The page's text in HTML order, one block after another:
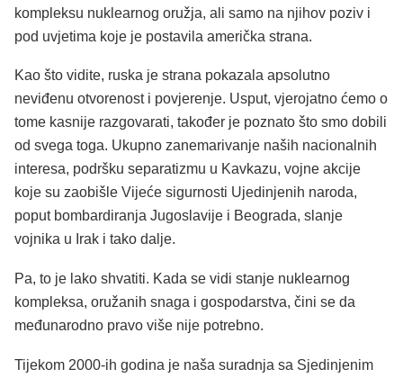
kompleksu nuklearnog oružja, ali samo na njihov poziv i
pod uvjetima koje je postavila američka strana.
Kao što vidite, ruska je strana pokazala apsolutno
neviđenu otvorenost i povjerenje. Usput, vjerojatno ćemo o
tome kasnije razgovarati, također je poznato što smo dobili
od svega toga. Ukupno zanemarivanje naših nacionalnih
interesa, podršku separatizmu u Kavkazu, vojne akcije
koje su zaobišle Vijeće sigurnosti Ujedinjenih naroda,
poput bombardiranja Jugoslavije i Beograda, slanje
vojnika u Irak i tako dalje.
Pa, to je lako shvatiti. Kada se vidi stanje nuklearnog
kompleksa, oružanih snaga i gospodarstva, čini se da
međunarodno pravo više nije potrebno.
Tijekom 2000-ih godina je naša suradnja sa Sjedinjenim